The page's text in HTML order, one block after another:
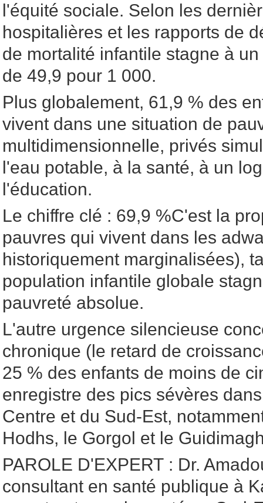
l'équité sociale. Selon les
hospitalières et les rapports de
de mortalité infantile stagne à
de 49,9 pour 1 000.
Plus globalement, 61,9 % des
vivent dans une situation de
multidimensionnelle, privés
l'eau potable, à la santé, à un
l'éducation.
Le chiffre clé : 69,9 %C'est la
pauvres qui vivent dans les
historiquement marginalisées),
population infantile globale
pauvreté absolue.
L'autre urgence silencieuse
chronique (le retard de
25 % des enfants de moins de
enregistre des pics sévères
Centre et du Sud-Est,
Hodhs, le Gorgol et le
PAROLE D'EXPERT : Dr.
consultant en santé publique à